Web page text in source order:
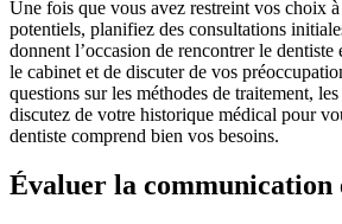
Une fois que vous avez restreint vos choix
potentiels, planifiez des consultations
donnent l’occasion de rencontrer le dentiste
le cabinet et de discuter de vos
questions sur les méthodes de traitement,
discutez de votre historique médical pour
dentiste comprend bien vos besoins.
Évaluer la communication